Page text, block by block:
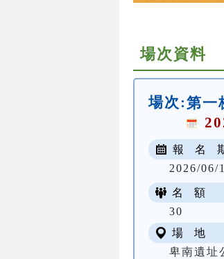
場次資料
場次:第一
報 名
2026/06/
名 額
30
場 地
卑南遺址